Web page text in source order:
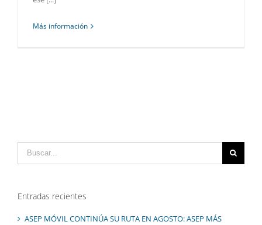
Más información
Entradas recientes
ASEP MÓVIL CONTINÚA SU RUTA EN AGOSTO: ASEP MÁS